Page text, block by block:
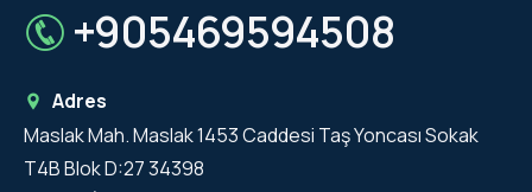
+905469594508
Adres
Maslak Mah. Maslak 1453 Caddesi Taş Yoncası Sokak
T4B Blok D:27 34398